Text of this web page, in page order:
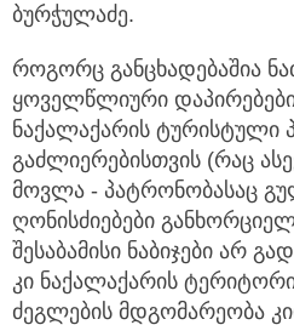
ბურჭულაძე.
როგორც განცხადებაშია
ყოველწლიური
ნაქალაქარის ტურისტული
გაძლიერებისთვის (რაც
მოვლა - პატრონობასაც
ღონისძიებები
შესაბამისი ნაბიჯები არ
კი ნაქალაქარის
ძეგლების მდგომარეობა